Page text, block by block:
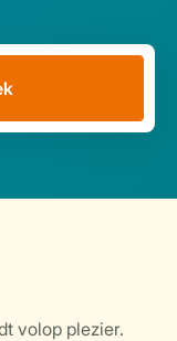
volop plezier.